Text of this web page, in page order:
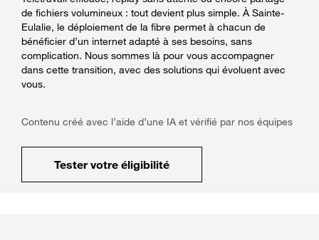
de fichiers volumineux : tout devient plus simple. À Sainte-
Eulalie, le déploiement de la fibre permet à chacun de
bénéficier d’un internet adapté à ses besoins, sans
complication. Nous sommes là pour vous accompagner
dans cette transition, avec des solutions qui évoluent avec
vous.
Contenu créé avec l’aide d’une IA et vérifié par nos équipes
Tester votre éligibilité